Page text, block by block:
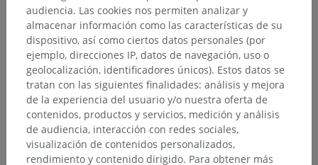
Traducciones
¿Ha detectado un error?
No dude en sugerir una corrección, traducción o
audiencia. Las cookies nos permiten analizar y
almacenar información como las características de su
dispositivo, así como ciertos datos personales (por
ejemplo, direcciones IP, datos de navegación, uso o
geolocalización, identificadores únicos). Estos datos se
tratan con las siguientes finalidades: análisis y mejora
de la experiencia del usuario y/o nuestra oferta de
contenidos, productos y servicios, medición y análisis
de audiencia, interacción con redes sociales,
visualización de contenidos personalizados,
rendimiento y contenido dirigido. Para obtener más